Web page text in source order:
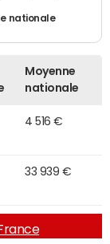
nationale
Moyenne
nationale
4 516 €
33 939 €